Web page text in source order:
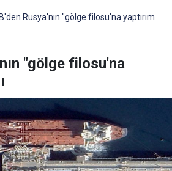
Rusya'nın "gölge filosu'na yaptırım
"gölge filosu'na